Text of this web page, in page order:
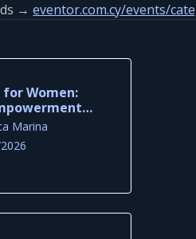
→eventor.com.cy/events/
for Women:
in
Marina